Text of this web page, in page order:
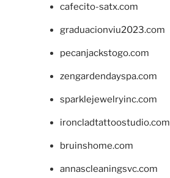
cafecito-satx.com
graduacionviu2023.com
pecanjackstogo.com
zengardendayspa.com
sparklejewelryinc.com
ironcladtattoostudio.com
bruinshome.com
annascleaningsvc.com